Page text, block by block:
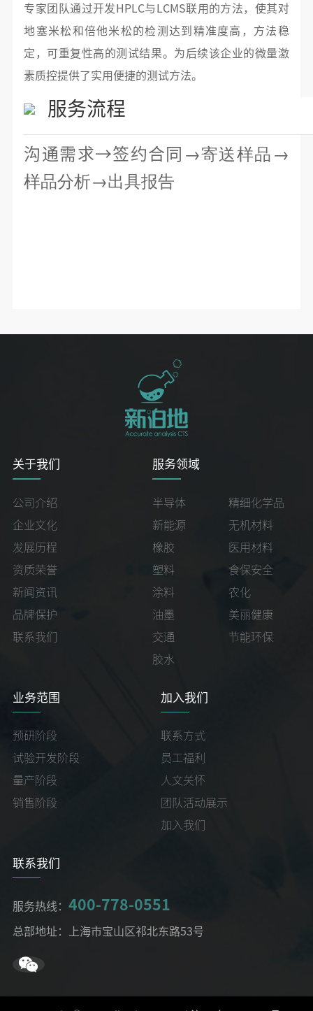
专家团队通过开发HPLC与LCMS联用的方法，使其对
地塞米松和倍他米松的检测达到精准度高，方法稳
定，可重复性高的测试结果。为后续该企业的微量激
素质控提供了实用便捷的测试方法。
服务流程
沟通需求→签约合同 →寄送样品→
样品分析→出具报告
关于我们
公司介绍
企业文化
发展历程
资质荣誉
新闻资讯
品牌保护
联系我们
服务领域
半导体
精细化学品
新能源
无机材料
橡胶
医用材料
塑料
食保安全
涂料
农化
油墨
美丽健康
交通
节能环保
胶水
业务范围
预研阶段
试验开发阶段
量产阶段
销售阶段
加入我们
联系方式
员工福利
人文关怀
团队活动展示
加入我们
联系我们
服务热线： 400-778-0551
总部地址：上海市宝山区祁北东路53号